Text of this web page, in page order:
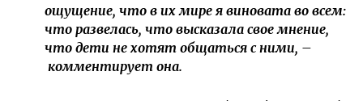
ощущение, что в их мире я виновата во всем:
что развелась, что высказала свое мнение,
что дети не хотят общаться с ними, –
комментирует она.